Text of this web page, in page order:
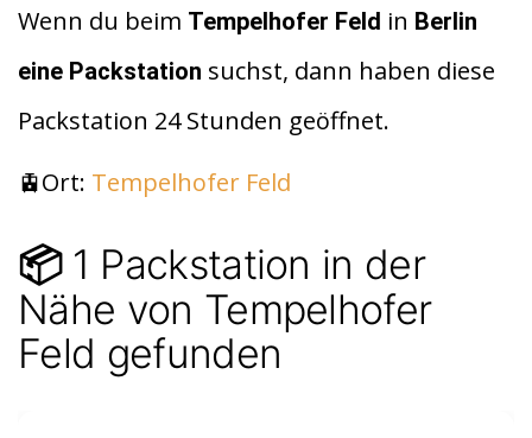
d
di
t
at
s
A
p
p
le
n
Wenn du beim Tempelhofer Feld in Berlin
eine Packstation suchst, dann haben diese
Packstation 24 Stunden geöffnet.
🚊Ort: Tempelhofer Feld
📦1 Packstation in der
Nähe von Tempelhofer
Feld gefunden